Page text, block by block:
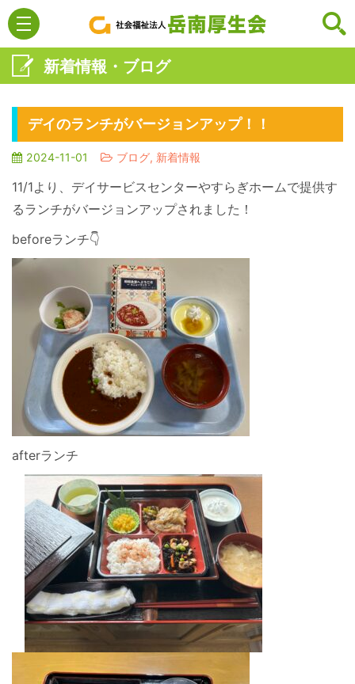
新着情報・ブログ
デイのランチがバージョンアップ！！
2024-11-01 ブログ, 新着情報
11/1より、デイサービスセンターやすらぎホームで提供す
るランチがバージョンアップされました！
beforeランチ👇
afterランチ